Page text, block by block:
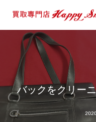
バックをクリー